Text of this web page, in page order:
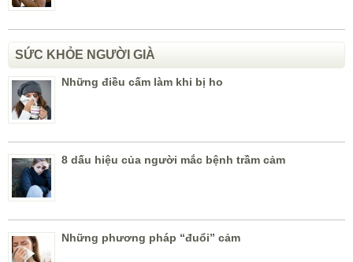
SỨC KHỎE NGƯỜI GIÀ
Những điều cấm làm khi bị ho
8 dấu hiệu của người mắc bệnh trầm cảm
Những phương pháp “đuổi” cảm